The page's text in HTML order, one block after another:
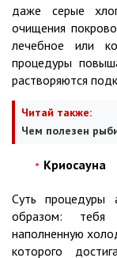
даже серые
очищения
лечебное или
процедуры
растворяются
Читай также:
Чем полезен
Криосауна
Суть процедуры
образом: тебя
наполненную
которого